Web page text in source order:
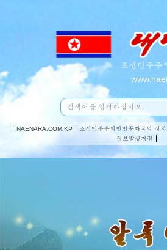
조선민주주
NAENARA.COM.KP
조선민주주의인민공화국의 정
정보발생거점